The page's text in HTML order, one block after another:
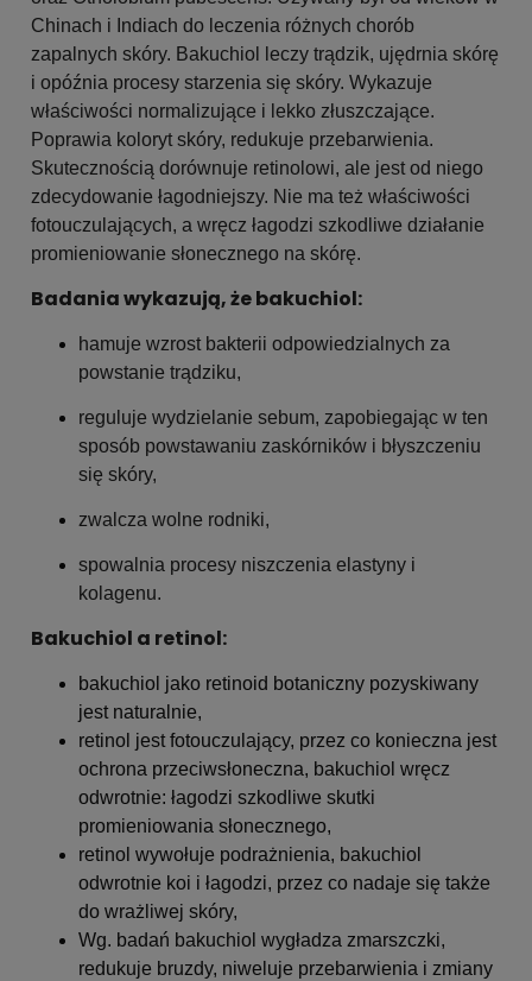
Chinach i Indiach do leczenia różnych chorób
zapalnych skóry. Bakuchiol leczy trądzik, ujędrnia skórę
i opóźnia procesy starzenia się skóry. Wykazuje
właściwości normalizujące i lekko złuszczające.
Poprawia koloryt skóry, redukuje przebarwienia.
Skutecznością dorównuje retinolowi, ale jest od niego
zdecydowanie łagodniejszy. Nie ma też właściwości
fotouczulających, a wręcz łagodzi szkodliwe działanie
promieniowanie słonecznego na skórę.
Badania wykazują, że bakuchiol:
hamuje wzrost bakterii odpowiedzialnych za
powstanie trądziku,
reguluje wydzielanie sebum, zapobiegając w ten
sposób powstawaniu zaskórników i błyszczeniu
się skóry,
zwalcza wolne rodniki,
spowalnia procesy niszczenia elastyny i
kolagenu.
Bakuchiol a retinol:
bakuchiol jako retinoid botaniczny pozyskiwany
jest naturalnie,
retinol jest fotouczulający, przez co konieczna jest
ochrona przeciwsłoneczna, bakuchiol wręcz
odwrotnie: łagodzi szkodliwe skutki
promieniowania słonecznego,
retinol wywołuje podrażnienia, bakuchiol
odwrotnie koi i łagodzi, przez co nadaje się także
do wrażliwej skóry,
Wg. badań bakuchiol wygładza zmarszczki,
redukuje bruzdy, niweluje przebarwienia i zmiany